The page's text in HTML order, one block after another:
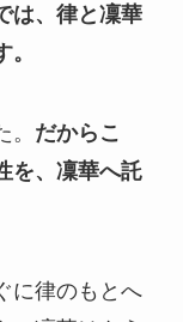
は、律と凜華
だからこ
を、凜華へ託
に律のもとへ